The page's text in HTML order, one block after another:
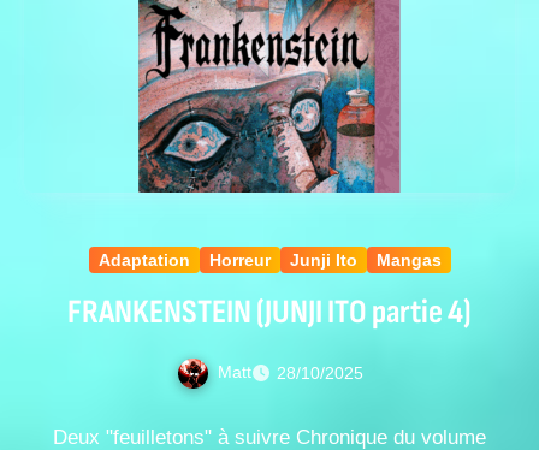
Adaptation Horreur Junji Ito Mangas
FRANKENSTEIN (JUNJI ITO partie 4)
Matt 28/10/2025
Deux "feuilletons" à suivre Chronique du volume